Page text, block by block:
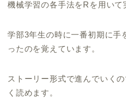
機械学習の各手法をRを用いて
学部3年生の時に一番初期に手
ったのを覚えています。
ストーリー形式で進んでいく
く読めます。